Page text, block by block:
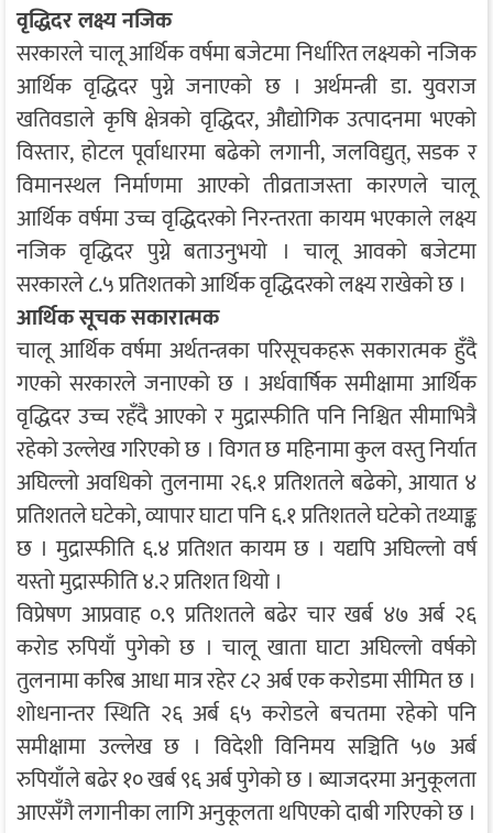
वृद्धिदर लक्ष्य नजिक
सरकारले चालू आर्थिक वर्षमा बजेटमा निर्धारित लक्ष्यको नजिक
आर्थिक वृद्धिदर पुग्ने जनाएको छ । अर्थमन्त्री डा. युवराज
खतिवडाले कृषि क्षेत्रको वृद्धिदर, औद्योगिक उत्पादनमा भएको
विस्तार, होटल पूर्वाधारमा बढेको लगानी, जलविद्युत्, सडक र
विमानस्थल निर्माणमा आएको तीव्रताजस्ता कारणले चालू
आर्थिक वर्षमा उच्च वृद्धिदरको निरन्तरता कायम भएकाले लक्ष्य
नजिक वृद्धिदर पुग्ने बताउनुभयो । चालू आवको बजेटमा
सरकारले ८.५ प्रतिशतको आर्थिक वृद्धिदरको लक्ष्य राखेको छ ।
आर्थिक सूचक सकारात्मक
चालू आर्थिक वर्षमा अर्थतन्त्रका परिसूचकहरू सकारात्मक हुँदै
गएको सरकारले जनाएको छ । अर्धवार्षिक समीक्षामा आर्थिक
वृद्धिदर उच्च रहँदै आएको र मुद्रास्फीति पनि निश्चित सीमाभित्रै
रहेको उल्लेख गरिएको छ । विगत छ महिनामा कुल वस्तु निर्यात
अघिल्लो अवधिको तुलनामा २६.१ प्रतिशतले बढेको, आयात ४
प्रतिशतले घटेको, व्यापार घाटा पनि ६.१ प्रतिशतले घटेको तथ्याङ्क
छ । मुद्रास्फीति ६.४ प्रतिशत कायम छ । यद्यपि अघिल्लो वर्ष
यस्तो मुद्रास्फीति ४.२ प्रतिशत थियो ।
विप्रेषण आप्रवाह ०.९ प्रतिशतले बढेर चार खर्ब ४७ अर्ब २६
करोड रुपियाँ पुगेको छ । चालू खाता घाटा अघिल्लो वर्षको
तुलनामा करिब आधा मात्र रहेर ८२ अर्ब एक करोडमा सीमित छ ।
शोधनान्तर स्थिति २६ अर्ब ६५ करोडले बचतमा रहेको पनि
समीक्षामा उल्लेख छ । विदेशी विनिमय सञ्चिति ५७ अर्ब
रुपियाँले बढेर १० खर्ब ९६ अर्ब पुगेको छ । ब्याजदरमा अनुकूलता
आएसँगै लगानीका लागि अनुकूलता थपिएको दाबी गरिएको छ ।